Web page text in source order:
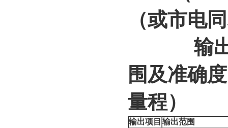
（或市电
输出电
围及准确
量程）
输出项目 输出范围